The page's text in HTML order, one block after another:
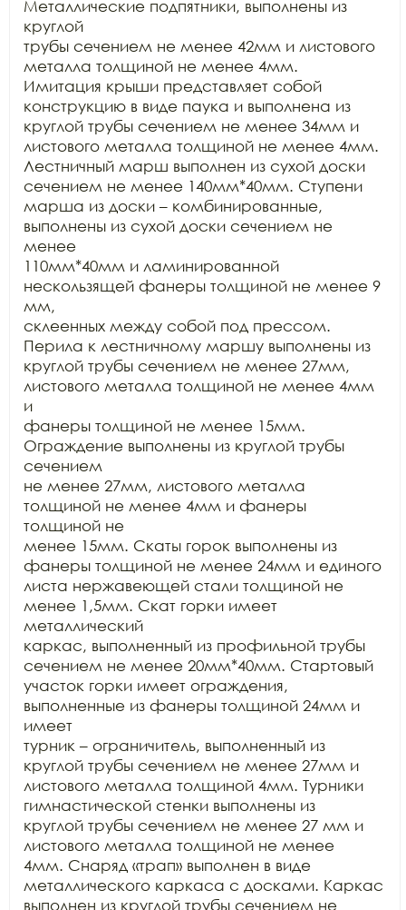
Металлические подпятники, выполнены из
круглой
трубы сечением не менее 42мм и листового
металла толщиной не менее 4мм.
Имитация крыши представляет собой
конструкцию в виде паука и выполнена из
круглой трубы сечением не менее 34мм и
листового металла толщиной не менее 4мм.
Лестничный марш выполнен из сухой доски
сечением не менее 140мм*40мм. Ступени
марша из доски – комбинированные,
выполнены из сухой доски сечением не
менее
110мм*40мм и ламинированной
нескользящей фанеры толщиной не менее 9
мм,
склеенных между собой под прессом.
Перила к лестничному маршу выполнены из
круглой трубы сечением не менее 27мм,
листового металла толщиной не менее 4мм
и
фанеры толщиной не менее 15мм.
Ограждение выполнены из круглой трубы
сечением
не менее 27мм, листового металла
толщиной не менее 4мм и фанеры
толщиной не
менее 15мм. Скаты горок выполнены из
фанеры толщиной не менее 24мм и единого
листа нержавеющей стали толщиной не
менее 1,5мм. Скат горки имеет
металлический
каркас, выполненный из профильной трубы
сечением не менее 20мм*40мм. Стартовый
участок горки имеет ограждения,
выполненные из фанеры толщиной 24мм и
имеет
турник – ограничитель, выполненный из
круглой трубы сечением не менее 27мм и
листового металла толщиной 4мм. Турники
гимнастической стенки выполнены из
круглой трубы сечением не менее 27 мм и
листового металла толщиной не менее
4мм. Снаряд «трап» выполнен в виде
металлического каркаса с досками. Каркас
выполнен из круглой трубы сечением не